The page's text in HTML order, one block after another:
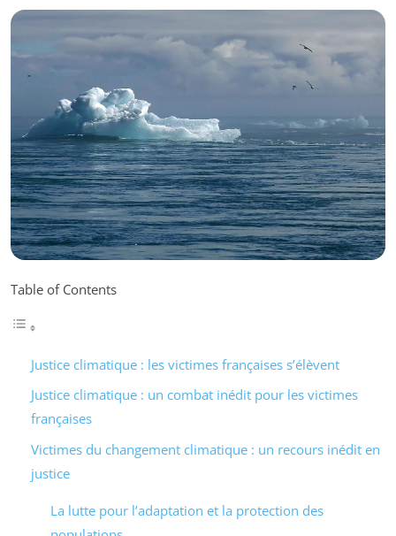
Table of Contents
Justice climatique : les victimes françaises s’élèvent
Justice climatique : un combat inédit pour les victimes
françaises
Victimes du changement climatique : un recours inédit en
justice
La lutte pour l’adaptation et la protection des